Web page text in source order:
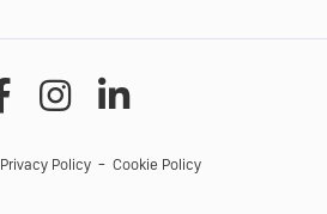
Privacy Policy Cookie Policy